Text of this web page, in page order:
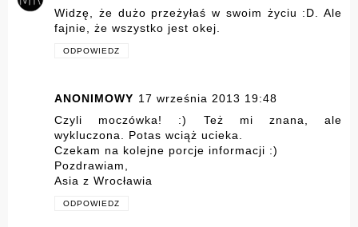
Widzę, że dużo przeżyłaś w swoim życiu :D. Ale
fajnie, że wszystko jest okej.
ODPOWIEDZ
ANONIMOWY 17 września 2013 19:48
Czyli moczówka! :) Też mi znana, ale
wykluczona. Potas wciąż ucieka.
Czekam na kolejne porcje informacji :)
Pozdrawiam,
Asia z Wrocławia
ODPOWIEDZ